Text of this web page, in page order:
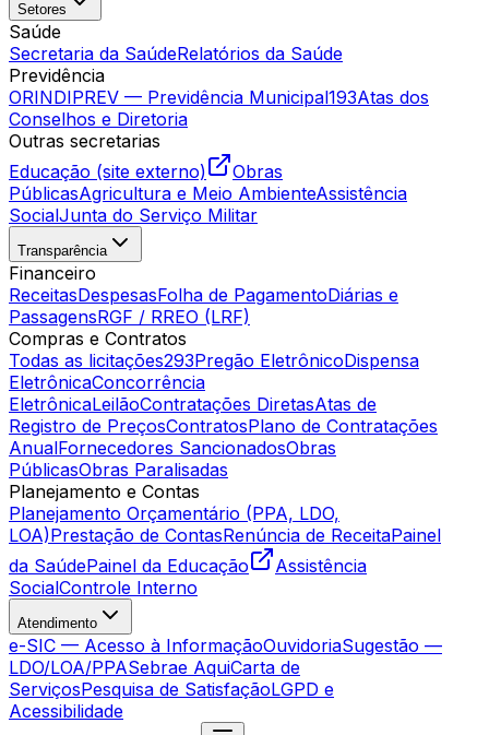
Setores
Saúde
Secretaria da SaúdeRelatórios da Saúde
Previdência
ORINDIPREV — Previdência Municipal193Atas dos
Conselhos e Diretoria
Outras secretarias
Educação (site externo)
Obras
PúblicasAgricultura e Meio AmbienteAssistência
SocialJunta do Serviço Militar
Transparência
Financeiro
ReceitasDespesasFolha de PagamentoDiárias e
PassagensRGF / RREO (LRF)
Compras e Contratos
Todas as licitações293Pregão EletrônicoDispensa
EletrônicaConcorrência
EletrônicaLeilãoContratações DiretasAtas de
Registro de PreçosContratosPlano de Contratações
AnualFornecedores SancionadosObras
PúblicasObras Paralisadas
Planejamento e Contas
Planejamento Orçamentário (PPA, LDO,
LOA)Prestação de ContasRenúncia de ReceitaPainel
da SaúdePainel da Educação
Assistência
SocialControle Interno
Atendimento
e-SIC — Acesso à InformaçãoOuvidoriaSugestão —
LDO/LOA/PPASebrae AquiCarta de
ServiçosPesquisa de SatisfaçãoLGPD e
Acessibilidade